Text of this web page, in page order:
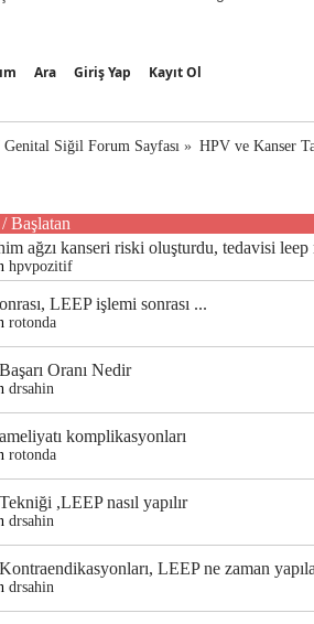
Ara Giriş Yap Kayıt Ol
Siğil Forum Sayfası » HPV ve Kanser
/Başlatan
ağzı kanseri riski oluşturdu, tedavisi leep
hpvpozitif
LEEP işlemi sonrası ...
rotonda
Oranı Nedir
drsahin
komplikasyonları
rotonda
,LEEP nasıl yapılır
drsahin
LEEP ne zaman
drsahin